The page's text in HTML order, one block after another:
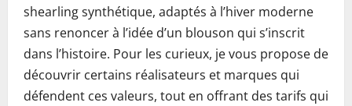
shearling synthétique, adaptés à l’hiver moderne
sans renoncer à l’idée d’un blouson qui s’inscrit
dans l’histoire. Pour les curieux, je vous propose de
découvrir certains réalisateurs et marques qui
défendent ces valeurs, tout en offrant des tarifs qui